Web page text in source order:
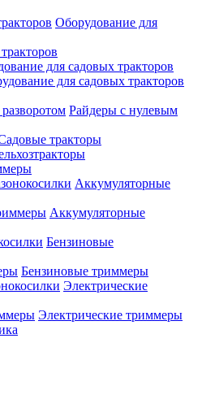
Оборудование для
для садовых тракторов
для садовых тракторов
Райдеры с нулевым
тракторы
Аккумуляторные
Аккумуляторные
Бензиновые
Бензиновые триммеры
Электрические
Электрические триммеры